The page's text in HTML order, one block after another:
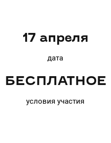
17 апреля
дата
БЕСПЛАТНОЕ
условия участия